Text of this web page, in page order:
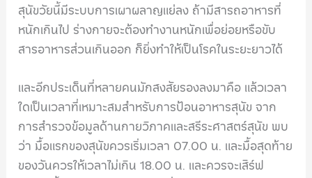
สุนัขวัยนี้มีระบบการเผาผลาญแย่ลง ถ้ามีสารถอาหารที่
หนักเกินไป ร่างกายจะต้องทำงานหนักเพื่อย่อยหรือขับ
สารอาหารส่วนเกินออก ก็ยิ่งทำให้เป็นโรคในระยะยาวได้
และอีกประเด็นที่หลายคนมักสงสัยรองลงมาคือ แล้วเวลา
ใดเป็นเวลาที่เหมาะสมสำหรับการป้อนอาหารสุนัข จาก
การสำรวจข้อมูลด้านกายวิภาคและสรีระศาสตร์สุนัข พบ
ว่า มื้อแรกของสุนัขควรเริ่มเวลา 07.00 น. และมื้อสุดท้าย
ของวันควรให้เวลาไม่เกิน 18.00 น. และควรจะเสิร์ฟ